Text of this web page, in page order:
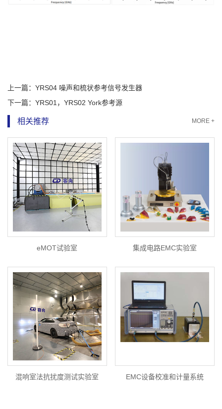
上一篇： YRS04 噪声和梳状参考信号发生器
下一篇： YRS01，YRS02 York参考源
相关推荐 MORE +
eMOT试验室 集成电路EMC实验室
混响室法抗扰度测试实验室 EMC设备校准和计量系统